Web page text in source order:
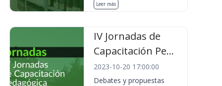
Leer más
IV Jornadas de
Capacitación Pe...
2023-10-20 17:00:00
Debates y propuestas